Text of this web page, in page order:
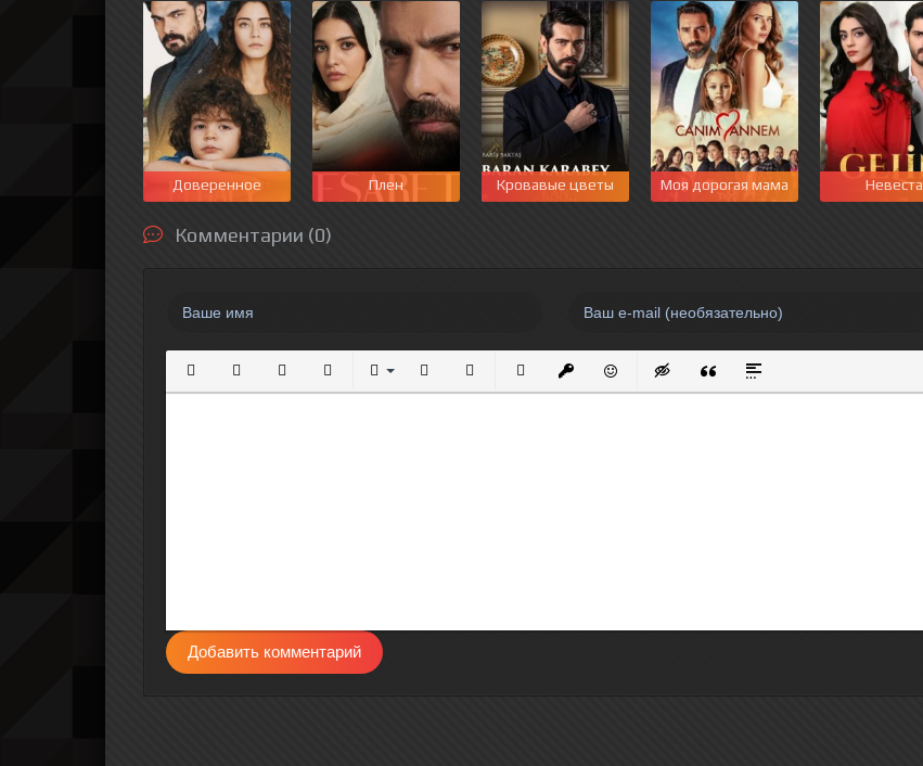
Доверенное Плен Кровавые цветы Моя дорогая мама Невеста
Комментарии (0)
Полужирный
КурсивПодчеркнутый
ЗачеркнутыйВыравнивание
Нумерованный список
Маркированный список
Вставить ссылку
Вставить защищенную ссылку
Вставить смайлик
Вставка скрытого текста
Вставка цитаты
Вставка спойлера
Добавить комментарий